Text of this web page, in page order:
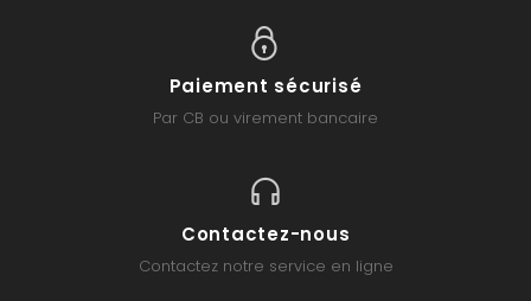
Paiement sécurisé
Par CB ou virement bancaire
Contactez-nous
Contactez notre service en ligne